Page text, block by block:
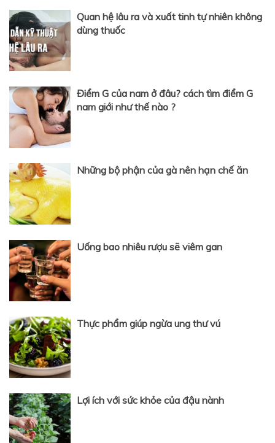
Quan hệ lâu ra và xuất tinh tự nhiên không
dùng thuốc
Điểm G của nam ở đâu? cách tìm điểm G
nam giới như thế nào ?
Những bộ phận của gà nên hạn chế ăn
Uống bao nhiêu rượu sẽ viêm gan
Thực phẩm giúp ngừa ung thư vú
Lợi ích với sức khỏe của đậu nành